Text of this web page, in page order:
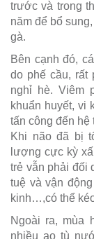
trước và trong
năm để bổ
gà.
Bên cạnh đó,
do phế cầu, rất
nghỉ hè. Viêm
khuẩn huyết, vi
tấn công đến hệ
Khi não đã bị
lượng cực kỳ
trẻ vẫn phải đối
tuệ và vận
kinh…,có thể
Ngoài ra, mùa
nhiều ao tù